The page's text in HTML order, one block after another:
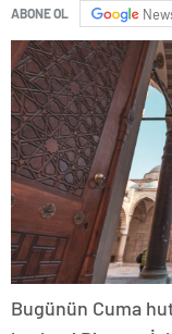
ABONE OL
Bugünün Cuma